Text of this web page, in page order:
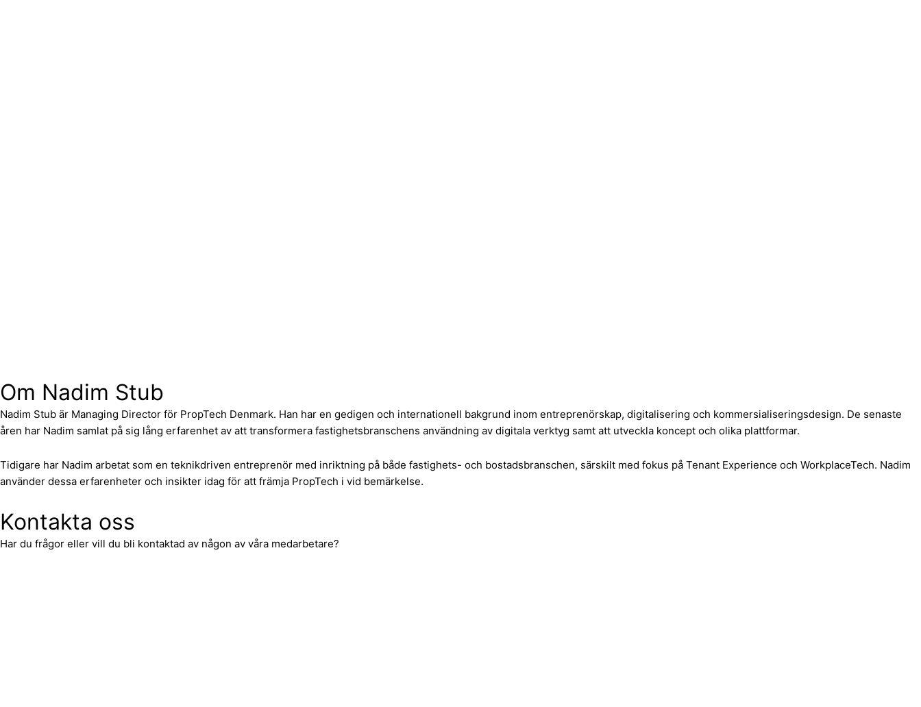
Om Nadim Stub
Nadim Stub är Managing Director för PropTech Denmark. Han har en gedigen och internationell bakgrund inom entreprenörskap, digitalisering och kommersialiseringsdesign. De senaste
åren har Nadim samlat på sig lång erfarenhet av att transformera fastighetsbranschens användning av digitala verktyg samt att utveckla koncept och olika plattformar.
Tidigare har Nadim arbetat som en teknikdriven entreprenör med inriktning på både fastighets- och bostadsbranschen, särskilt med fokus på Tenant Experience och WorkplaceTech. Nadim
använder dessa erfarenheter och insikter idag för att främja PropTech i vid bemärkelse.
Kontakta oss
Har du frågor eller vill du bli kontaktad av någon av våra medarbetare?